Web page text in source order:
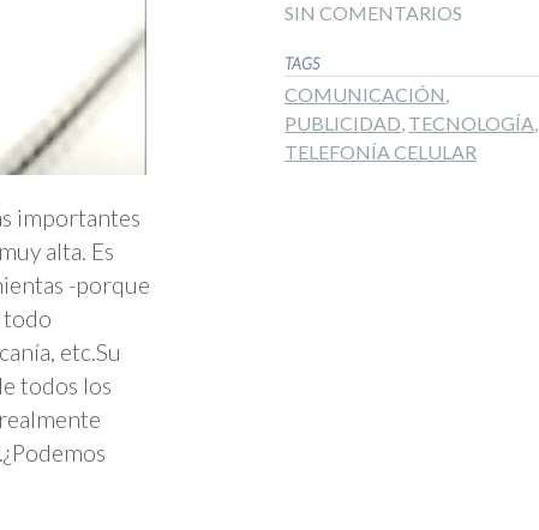
importantes
alta. Es
-porque
todo
etc.Su
todos los
SIN COMENTARIOS
TAGS
COMUNICACIÓN
PUBLICIDAD TECNOLOGÍA
TELEFONÍA CELULAR